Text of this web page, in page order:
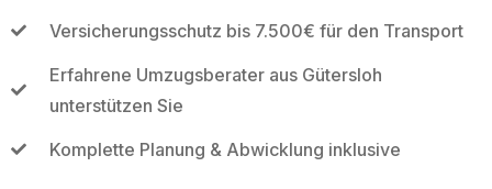
Versicherungsschutz bis 7.500€ für den Transport
Erfahrene Umzugsberater aus Gütersloh
unterstützen Sie
Komplette Planung & Abwicklung inklusive